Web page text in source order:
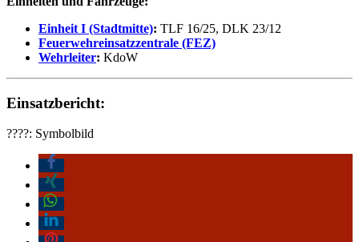
Einheit I (Stadtmitte): TLF 16/25, DLK 23/12
Feuerwehreinsatzzentrale (FEZ)
Wehrleiter: KdoW
Einsatzbericht:
????: Symbolbild